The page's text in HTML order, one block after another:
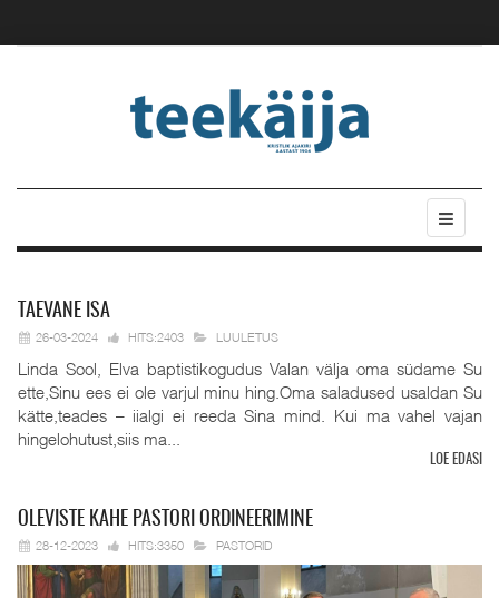
TAEVANE ISA
26-03-2024 HITS:2403 LUULETUS
Linda Sool, Elva baptistikogudus Valan välja oma südame Su
ette,Sinu ees ei ole varjul minu hing.Oma saladused usaldan Su
kätte,teades – iialgi ei reeda Sina mind. Kui ma vahel vajan
hingelohutust,siis ma...
LOE EDASI
OLEVISTE KAHE PASTORI ORDINEERIMINE
28-12-2023 HITS:3350 PASTORID